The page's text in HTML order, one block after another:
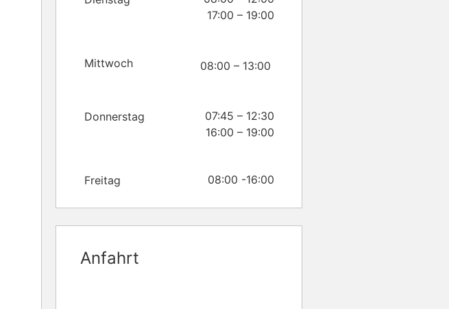
17:00 – 19:00
Mittwoch 08:00 – 13:00
Donnerstag
07:45 – 12:30
16:00 – 19:00
Freitag 08:00 -16:00
Anfahrt